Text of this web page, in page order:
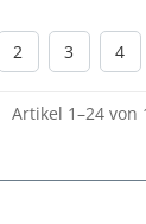
Seite
2 Seite
3 Seite
4
Artikel 1–24 von